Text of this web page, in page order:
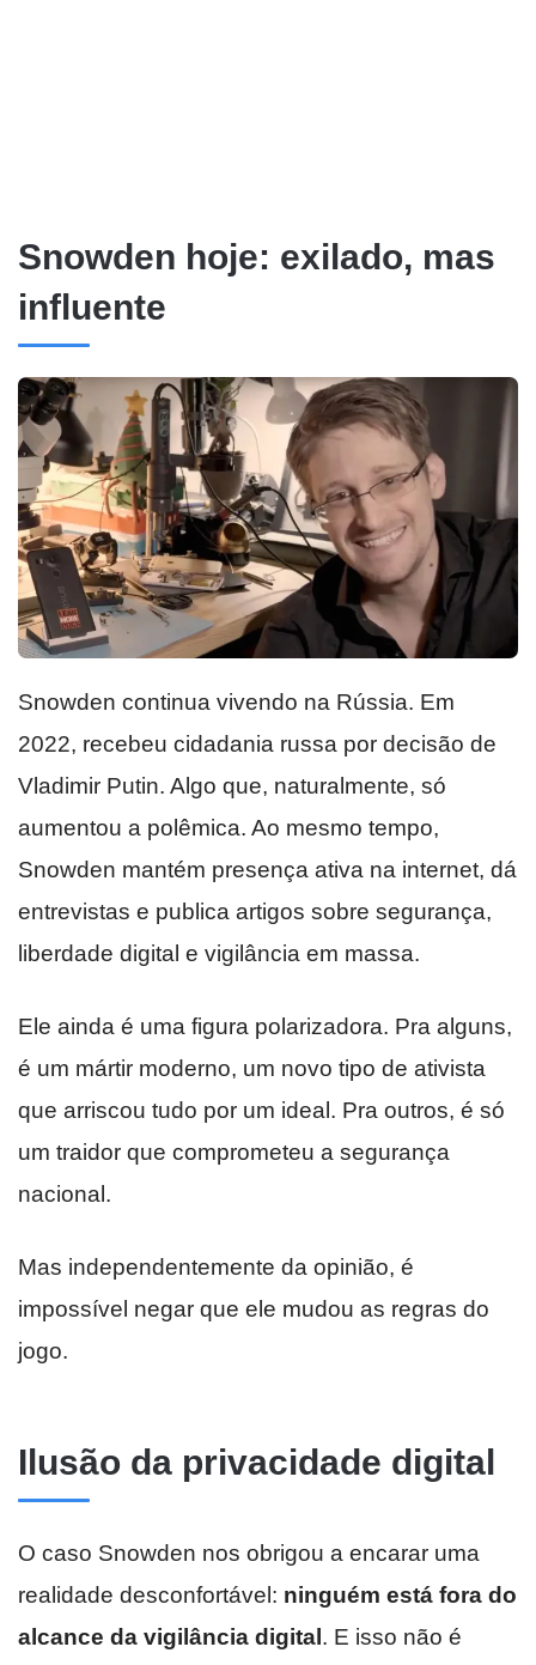
Snowden hoje: exilado, mas
influente
Snowden continua vivendo na Rússia. Em
2022, recebeu cidadania russa por decisão de
Vladimir Putin. Algo que, naturalmente, só
aumentou a polêmica. Ao mesmo tempo,
Snowden mantém presença ativa na internet, dá
entrevistas e publica artigos sobre segurança,
liberdade digital e vigilância em massa.
Ele ainda é uma figura polarizadora. Pra alguns,
é um mártir moderno, um novo tipo de ativista
que arriscou tudo por um ideal. Pra outros, é só
um traidor que comprometeu a segurança
nacional.
Mas independentemente da opinião, é
impossível negar que ele mudou as regras do
jogo.
Ilusão da privacidade digital
O caso Snowden nos obrigou a encarar uma
realidade desconfortável: ninguém está fora do
alcance da vigilância digital. E isso não é